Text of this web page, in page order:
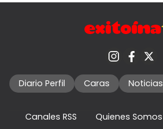
Diario Perfil Caras Noticias
Canales RSS Quienes Somos